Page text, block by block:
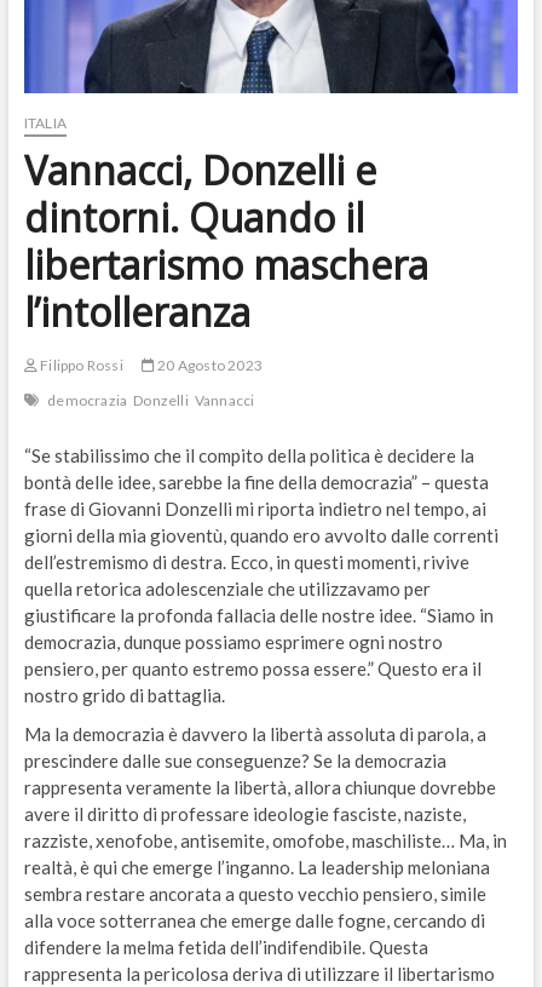
ITALIA
Vannacci, Donzelli e
dintorni. Quando il
libertarismo maschera
l’intolleranza
Filippo Rossi
20 Agosto 2023
democrazia Donzelli Vannacci
“Se stabilissimo che il compito della politica è decidere la
bontà delle idee, sarebbe la fine della democrazia” – questa
frase di Giovanni Donzelli mi riporta indietro nel tempo, ai
giorni della mia gioventù, quando ero avvolto dalle correnti
dell’estremismo di destra. Ecco, in questi momenti, rivive
quella retorica adolescenziale che utilizzavamo per
giustificare la profonda fallacia delle nostre idee. “Siamo in
democrazia, dunque possiamo esprimere ogni nostro
pensiero, per quanto estremo possa essere.” Questo era il
nostro grido di battaglia.
Ma la democrazia è davvero la libertà assoluta di parola, a
prescindere dalle sue conseguenze? Se la democrazia
rappresenta veramente la libertà, allora chiunque dovrebbe
avere il diritto di professare ideologie fasciste, naziste,
razziste, xenofobe, antisemite, omofobe, maschiliste… Ma, in
realtà, è qui che emerge l’inganno. La leadership meloniana
sembra restare ancorata a questo vecchio pensiero, simile
alla voce sotterranea che emerge dalle fogne, cercando di
difendere la melma fetida dell’indifendibile. Questa
rappresenta la pericolosa deriva di utilizzare il libertarismo